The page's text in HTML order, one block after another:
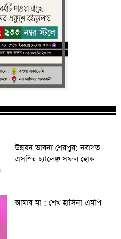
উন্নয়ন ভাবনা শেরপুর: নবাগত
এসপির চ্যালেঞ্জ সফল হোক
আমার মা : শেখ হাসিনা এমপি